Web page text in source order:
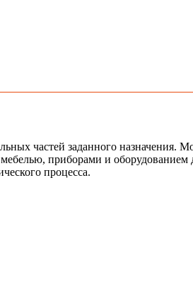
частей заданного
приборами и
процесса.